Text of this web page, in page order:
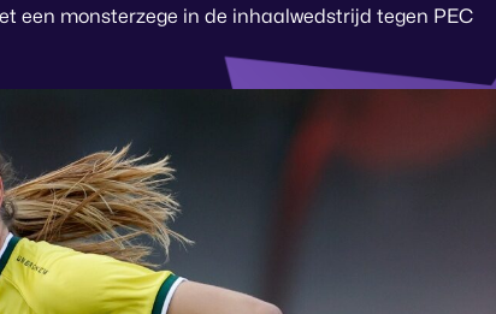
een monsterzege in de inhaalwedstrijd tegen PEC